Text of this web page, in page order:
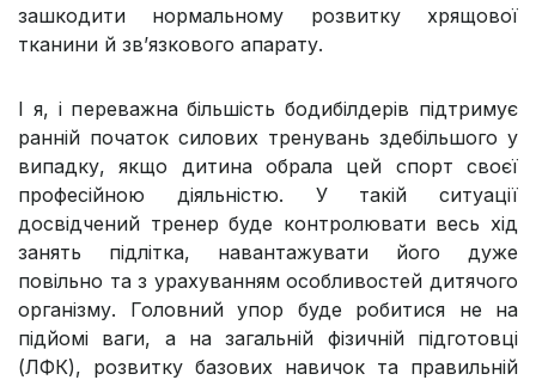
зашкодити нормальному розвитку хрящової
тканини й зв’язкового апарату.
І я, і переважна більшість бодибілдерів підтримує
ранній початок силових тренувань здебільшого у
випадку, якщо дитина обрала цей спорт своєї
професійною діяльністю. У такій ситуації
досвідчений тренер буде контролювати весь хід
занять підлітка, навантажувати його дуже
повільно та з урахуванням особливостей дитячого
організму. Головний упор буде робитися не на
підйомі ваги, а на загальній фізичній підготовці
(ЛФК), розвитку базових навичок та правильній